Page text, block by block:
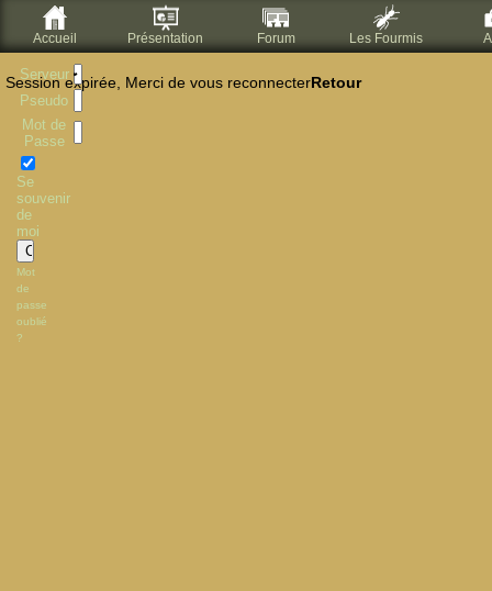
Serveur
Pseudo
Mot de
Passe
Se
souvenir
de
moi
Mot
de
passe
oublié
?
Accueil Présentation Forum Les Fourmis
Session expirée, Merci de vous reconnecterRetour